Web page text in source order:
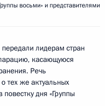
восьми» и представителями
лидерам стран
касающуюся
Речь
тех же актуальных
дня «Группы